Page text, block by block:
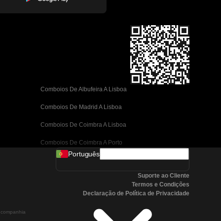
Comboios De Albufeira A Lisboa
Comboios De Madrid A Lisboa
Comboios De Coimbra A Lisboa
Comboios De Coimbra A Porto
Comboios De Valência A Barcelona
Comboios De Málaga A Barcelona
Comboios De Málaga A Madrid
Português
Suporte ao Cliente
Termos e Condições
Declaração de Política de Privacidade